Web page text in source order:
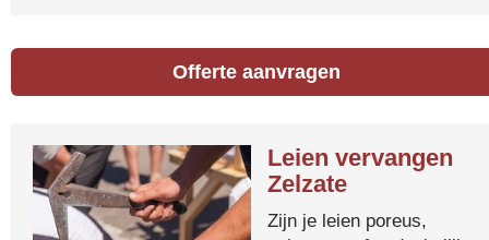
Offerte aanvragen
Leien vervangen
Zelzate
Zijn je leien poreus,